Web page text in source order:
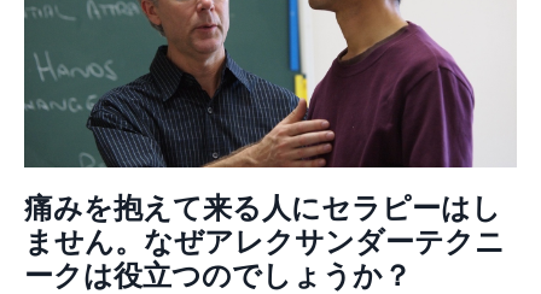
痛みを抱えて来る人にセラピーはし
ません。なぜアレクサンダーテクニ
ークは役立つのでしょうか？